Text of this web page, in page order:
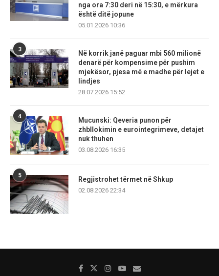
nga ora 7:30 deri në 15:30, e mërkura
është ditë jopune
05.01.2026 10:36
3
Në korrik janë paguar mbi 560 milionë
denarë për kompensime për pushim
mjekësor, pjesa më e madhe për lejet e
lindjes
28.07.2026 15:52
4
Mucunski: Qeveria punon për
zhbllokimin e eurointegrimeve, detajet
nuk thuhen
03.08.2026 16:35
5
Regjistrohet tërmet në Shkup
02.08.2026 22:34